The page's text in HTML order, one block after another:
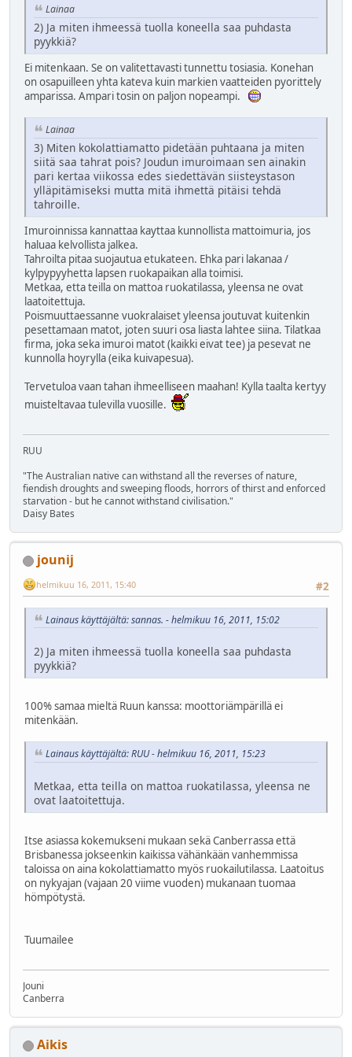
Lainaa
2) Ja miten ihmeessä tuolla koneella saa puhdasta
pyykkiä?
Ei mitenkaan. Se on valitettavasti tunnettu tosiasia. Konehan
on osapuilleen yhta kateva kuin markien vaatteiden pyorittely
amparissa. Ampari tosin on paljon nopeampi.
Lainaa
3) Miten kokolattiamatto pidetään puhtaana ja miten
siitä saa tahrat pois? Joudun imuroimaan sen ainakin
pari kertaa viikossa edes siedettävän siisteystason
ylläpitämiseksi mutta mitä ihmettä pitäisi tehdä
tahroille.
Imuroinnissa kannattaa kayttaa kunnollista mattoimuria, jos
haluaa kelvollista jalkea.
Tahroilta pitaa suojautua etukateen. Ehka pari lakanaa /
kylpypyyhetta lapsen ruokapaikan alla toimisi.
Metkaa, etta teilla on mattoa ruokatilassa, yleensa ne ovat
laatoitettuja.
Poismuuttaessanne vuokralaiset yleensa joutuvat kuitenkin
pesettamaan matot, joten suuri osa liasta lahtee siina. Tilatkaa
firma, joka seka imuroi matot (kaikki eivat tee) ja pesevat ne
kunnolla hoyrylla (eika kuivapesua).
Tervetuloa vaan tahan ihmeelliseen maahan! Kylla taalta kertyy
muisteltavaa tulevilla vuosille.
RUU
"The Australian native can withstand all the reverses of nature,
fiendish droughts and sweeping floods, horrors of thirst and enforced
starvation - but he cannot withstand civilisation."
Daisy Bates
jounij
#2
helmikuu 16, 2011, 15:40
Lainaus käyttäjältä: sannas. - helmikuu 16, 2011, 15:02
2) Ja miten ihmeessä tuolla koneella saa puhdasta
pyykkiä?
100% samaa mieltä Ruun kanssa: moottoriämpärillä ei
mitenkään.
Lainaus käyttäjältä: RUU - helmikuu 16, 2011, 15:23
Metkaa, etta teilla on mattoa ruokatilassa, yleensa ne
ovat laatoitettuja.
Itse asiassa kokemukseni mukaan sekä Canberrassa että
Brisbanessa jokseenkin kaikissa vähänkään vanhemmissa
taloissa on aina kokolattiamatto myös ruokailutilassa. Laatoitus
on nykyajan (vajaan 20 viime vuoden) mukanaan tuomaa
hömpötystä.
Tuumailee
Jouni
Canberra
Aikis